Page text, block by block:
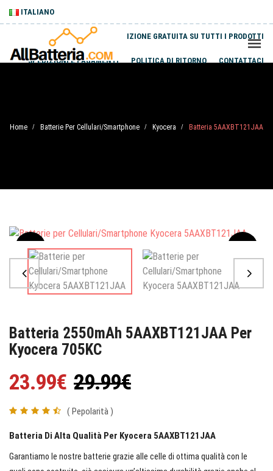
ITALIANO
SPEDIZIONE GRATUITA SU TUTTI I PRODOTTI
SPEDIZIONI E PAGAMENTI POLITICA DI RITORNO CONTATTACI
Home / Batterie Per Cellulari/Smartphone / Kyocera / Batteria 5AAXBT121JAA
Sale
Batteria 2550mAh 5AAXBT121JAA Per
Kyocera 705KC
23.99€ 29.99€
( Pepolarità )
Batteria Di Alta Qualità Per Kyocera 5AAXBT121JAA
Garantiamo le nostre batterie grazie alle celle di ottima qualità con le